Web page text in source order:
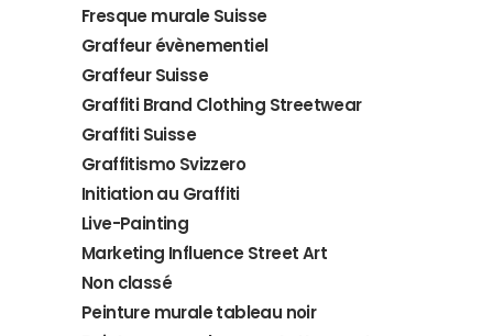
Fresque murale Suisse
Graffeur évènementiel
Graffeur Suisse
Graffiti Brand Clothing Streetwear
Graffiti Suisse
Graffitismo Svizzero
Initiation au Graffiti
Live-Painting
Marketing Influence Street Art
Non classé
Peinture murale tableau noir